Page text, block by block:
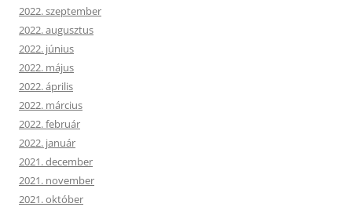
2022. szeptember
2022. augusztus
2022. június
2022. május
2022. április
2022. március
2022. február
2022. január
2021. december
2021. november
2021. október